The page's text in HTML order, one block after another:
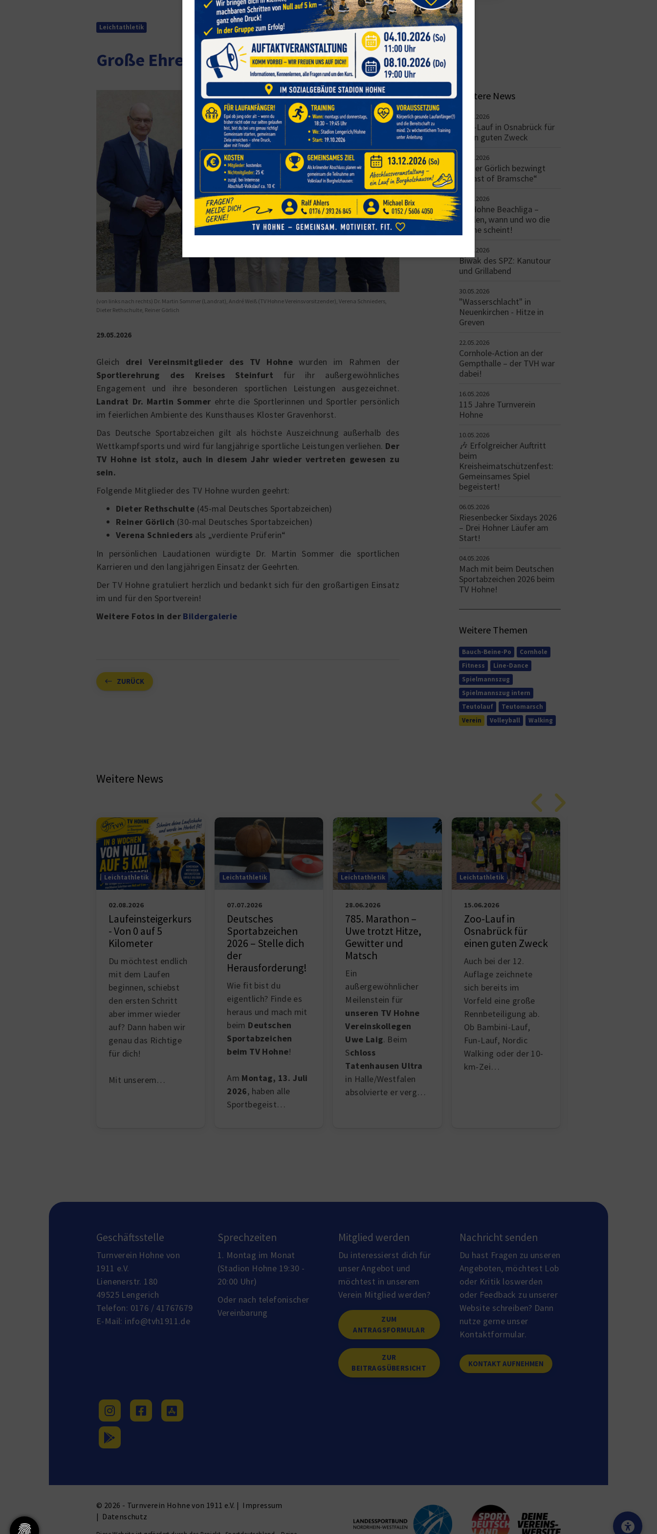
Leichtathletik
Große Ehre für den TV Hohne
(von links nach rechts) Dr. Martin Sommer (Landrat), André Weiß (TV Hohne Vereinsvorsitzender), Verena Schnieders,
Dieter Rethschulte, Reiner Görlich
29.05.2026
Gleich drei Vereinsmitglieder des TV Hohne wurden im Rahmen der
Sportlerehrung des Kreises Steinfurt für ihr außergewöhnliches
Engagement und ihre besonderen sportlichen Leistungen ausgezeichnet.
Landrat Dr. Martin Sommer ehrte die Sportlerinnen und Sportler persönlich
im feierlichen Ambiente des Kunsthauses Kloster Gravenhorst.
Das Deutsche Sportabzeichen gilt als höchste Auszeichnung außerhalb des
Wettkampfsports und wird für langjährige sportliche Leistungen verliehen. Der
TV Hohne ist stolz, auch in diesem Jahr wieder vertreten gewesen zu
sein.
Folgende Mitglieder des TV Hohne wurden geehrt:
Dieter Rethschulte (45-mal Deutsches Sportabzeichen)
Reiner Görlich (30-mal Deutsches Sportabzeichen)
Verena Schnieders als „verdiente Prüferin“
In persönlichen Laudationen würdigte Dr. Martin Sommer die sportlichen
Karrieren und den langjährigen Einsatz der Geehrten.
Der TV Hohne gratuliert herzlich und bedankt sich für den großartigen Einsatz
im und für den Sportverein!
Weitere Fotos in der Bildergalerie
ZURÜCK
Weitere News
15.06.2026
Zoo-Lauf in Osnabrück für
einen guten Zweck
14.06.2026
Reiner Görlich bezwingt
„Beast of Bramsche“
12.06.2026
TV Hohne Beachliga –
spielen, wann und wo die
Sonne scheint!
31.05.2026
Biwak des SPZ: Kanutour
und Grillabend
30.05.2026
"Wasserschlacht" in
Neuenkirchen - Hitze in
Greven
22.05.2026
Cornhole-Action an der
Gempthalle – der TVH war
dabei!
16.05.2026
115 Jahre Turnverein
Hohne
10.05.2026
🎶 Erfolgreicher Auftritt
beim
Kreisheimatschützenfest:
Gemeinsames Spiel
begeistert!
06.05.2026
Riesenbecker Sixdays 2026
– Drei Hohner Läufer am
Start!
04.05.2026
Mach mit beim Deutschen
Sportabzeichen 2026 beim
TV Hohne!
Weitere Themen
Bauch-Beine-Po
Cornhole
Fitness
Line-Dance
Spielmannszug
Spielmannszug intern
Teutolauf
Teutomarsch
Verein
Volleyball Walking
Weitere News
Leichtathletik
02.08.2026
Laufeinsteigerkurs
- Von 0 auf 5
Kilometer
Du möchtest endlich
mit dem Laufen
beginnen, schiebst
den ersten Schritt
aber immer wieder
auf? Dann haben wir
genau das Richtige
für dich!
Mit unserem…
Leichtathletik
07.07.2026
Deutsches
Sportabzeichen
2026 – Stelle dich
der
Herausforderung!
Wie fit bist du
eigentlich? Finde es
heraus und mach mit
beim Deutschen
Sportabzeichen
beim TV Hohne!
Am Montag, 13. Juli
2026, haben alle
Sportbegeist…
Leichtathletik
28.06.2026
785. Marathon –
Uwe trotzt Hitze,
Gewitter und
Matsch
Ein
außergewöhnlicher
Meilenstein für
unseren TV Hohne
Vereinskollegen
Uwe Laig. Beim
Schloss
Tatenhausen Ultra
in Halle/Westfalen
absolvierte er verg…
Leichtathletik
15.06.2026
Zoo-Lauf in
Osnabrück für
einen guten Zweck
Auch bei der 12.
Auflage zeichnete
sich bereits im
Vorfeld eine große
Rennbeteiligung ab.
Ob Bambini-Lauf,
Fun-Lauf, Nordic
Walking oder der 10-
km-Zei…
Geschäftsstelle
Turnverein Hohne von
1911 e.V.
Lienenerstr. 180
49525 Lengerich
Telefon: 0176 / 41767679
E-Mail: info@tvh1911.de
Sprechzeiten
1. Montag im Monat
(Stadion Hohne 19:30 -
20:00 Uhr)
Oder nach telefonischer
Vereinbarung
Mitglied werden
Du interessierst dich für
unser Angebot und
möchtest in unserem
Verein Mitglied werden?
ZUM
ANTRAGSFORMULAR
ZUR
BEITRAGSÜBERSICHT
Nachricht senden
Du hast Fragen zu unseren
Angeboten, möchtest Lob
oder Kritik loswerden
oder Feedback zu unserer
Website schreiben? Dann
nutze gerne unser
Kontaktformular.
KONTAKT AUFNEHMEN
© 2026 - Turnverein Hohne von 1911 e.V. | Impressum
| Datenschutz